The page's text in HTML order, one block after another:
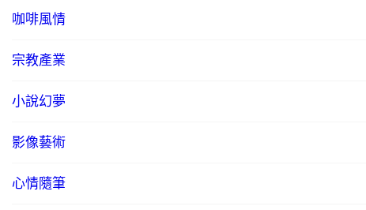
咖啡風情
宗教產業
小說幻夢
影像藝術
心情隨筆